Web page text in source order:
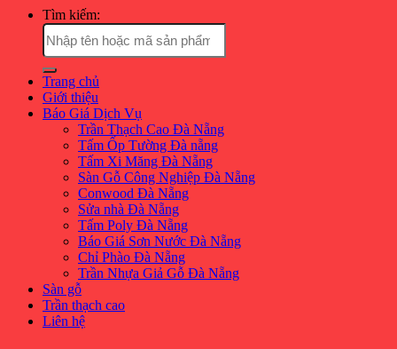
Tìm kiếm:
Trang chủ
Giới thiệu
Báo Giá Dịch Vụ
Trần Thạch Cao Đà Nẵng
Tấm Ốp Tường Đà nẵng
Tấm Xi Măng Đà Nẵng
Sàn Gỗ Công Nghiệp Đà Nẵng
Conwood Đà Nẵng
Sửa nhà Đà Nẵng
Tấm Poly Đà Nẵng
Báo Giá Sơn Nước Đà Nẵng
Chỉ Phào Đà Nẵng
Trần Nhựa Giả Gỗ Đà Nẵng
Sàn gỗ
Trần thạch cao
Liên hệ